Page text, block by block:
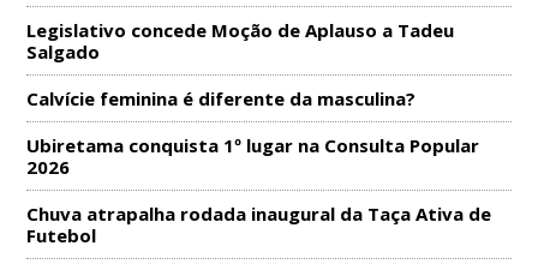
Legislativo concede Moção de Aplauso a Tadeu
Salgado
Calvície feminina é diferente da masculina?
Ubiretama conquista 1º lugar na Consulta Popular
2026
Chuva atrapalha rodada inaugural da Taça Ativa de
Futebol